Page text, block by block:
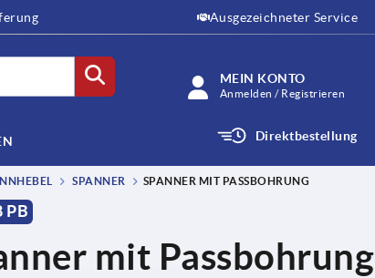
Ausgezeichneter Service
MEIN KONTO
Anmelden / Registrieren
Direktbestellung
SPANNER SPANNER MIT PASSBOHRUNG
PB
mit Passbohrung